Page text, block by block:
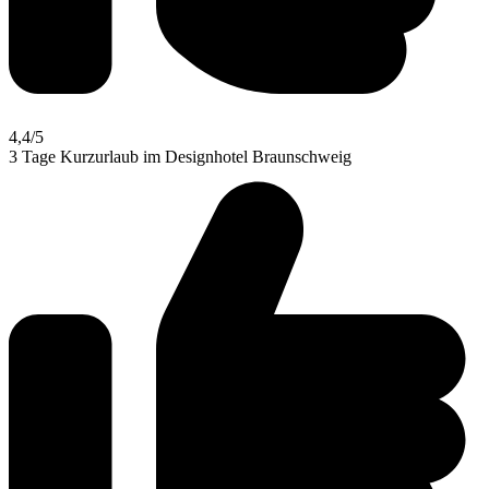
4,4/5
3 Tage Kurzurlaub im Designhotel Braunschweig